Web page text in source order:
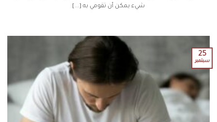
شيء يمكن أن تقومي به [...]
25
سبتمبر